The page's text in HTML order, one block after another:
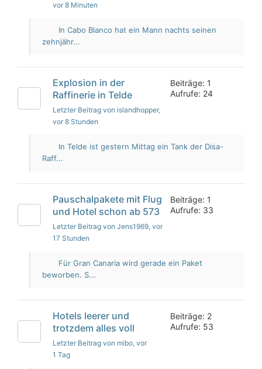
vor 8 Minuten
In Cabo Blanco hat ein Mann nachts seinen
zehnjähr...
Explosion in der
Raffinerie in Telde
Letzter Beitrag von islandhopper,
vor 8 Stunden
Beiträge: 1
Aufrufe: 24
In Telde ist gestern Mittag ein Tank der Disa-
Raff...
Pauschalpakete mit Flug
und Hotel schon ab 573
Letzter Beitrag von Jens1969, vor
17 Stunden
Beiträge: 1
Aufrufe: 33
Für Gran Canaria wird gerade ein Paket
beworben. S...
Hotels leerer und
trotzdem alles voll
Letzter Beitrag von mibo, vor
1 Tag
Beiträge: 2
Aufrufe: 53